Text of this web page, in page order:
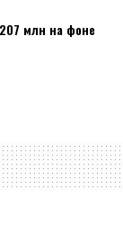
млн на фоне